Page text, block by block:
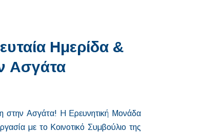
Ημερίδα &
Ασγάτα
στην Ασγάτα! Η Ερευνητική Μονάδα
με το Κοινοτικό Συμβούλιο της